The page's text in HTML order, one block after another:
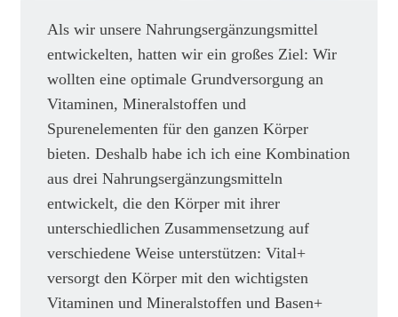
Als wir unsere Nahrungsergänzungsmittel
entwickelten, hatten wir ein großes Ziel: Wir
wollten eine optimale Grundversorgung an
Vitaminen, Mineralstoffen und
Spurenelementen für den ganzen Körper
bieten. Deshalb habe ich ich eine Kombination
aus drei Nahrungsergänzungsmitteln
entwickelt, die den Körper mit ihrer
unterschiedlichen Zusammensetzung auf
verschiedene Weise unterstützen: Vital+
versorgt den Körper mit den wichtigsten
Vitaminen und Mineralstoffen und Basen+